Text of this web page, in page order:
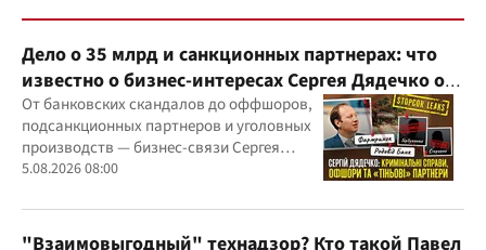
Дело о 35 млрд и санкционных партнерах: что
известно о бизнес-интересах Сергея Дядечко от
"Родовид Банка" до "ФАРМАСЕЛ"
От банковских скандалов до оффшоров,
подсанкционных партнеров и уголовных
производств — бизнес-связи Сергея
Дядечко до сих пор простираются через
юрисдикций
5.08.2026 08:00
"Взаимовыгодный" технадзор? Кто такой Павел